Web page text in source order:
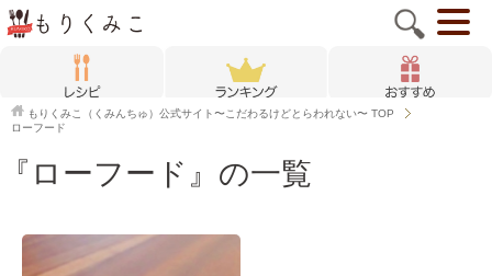
もりくみこ（くみんちゅ）公式サイト〜こだわるけどとらわれない〜 TOP
ローフード
『ローフード』の一覧